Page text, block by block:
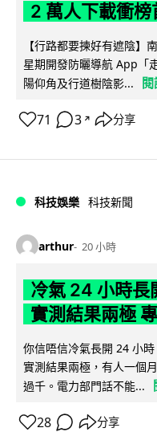
2 萬人下載衝榜
【行路都要揀好有遮陰】
星期開發防曬導航 App「
陽仰角及行道樹陰影...
71 3 ↗ 分享
科技娛樂 科技新聞
arthur 20 小時
冷氣 24 小時長
實測結果兩極
你信唔信冷氣長開 24 小
實測結果兩極，有人一個
過千。電力部門話不能...
28 分享